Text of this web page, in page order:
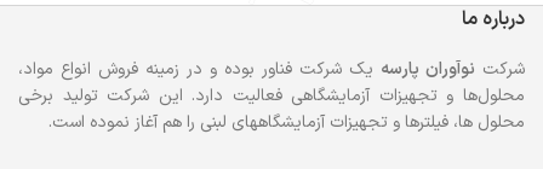
درباره ما
شرکت نوآوران پارسه یک شرکت فناور بوده و در زمینه فروش انواع مواد،
محلول‌ها و تجهیزات آزمایشگاهی فعالیت دارد. این شرکت تولید برخی
محلول ها، فیلترها و تجهیزات آزمایشگاههای لبنی را هم آغاز نموده است.